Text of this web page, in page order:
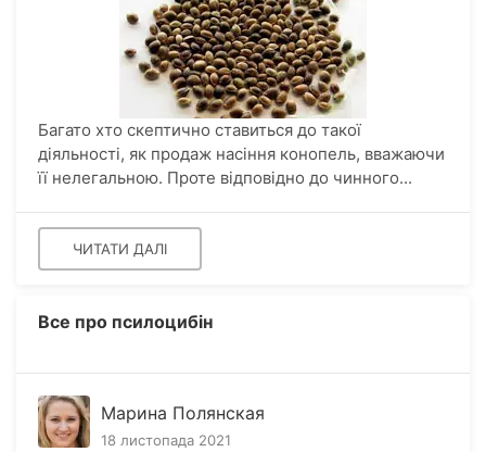
Багато хто скептично ставиться до такої
діяльності, як продаж насіння конопель, вважаючи
її нелегальною. Проте відповідно до чинного...
ЧИТАТИ ДАЛІ
Все про псилоцибін
Марина Полянская
18 листопада 2021